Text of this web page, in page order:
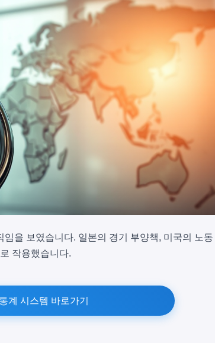
을 보였습니다. 일본의 경기 부양책, 미국의 노동
작용했습니다.
계 시스템 바로가기